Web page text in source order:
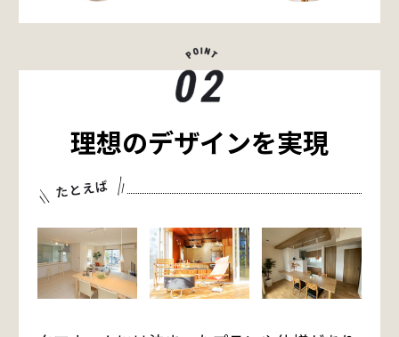
理想のデザインを実現